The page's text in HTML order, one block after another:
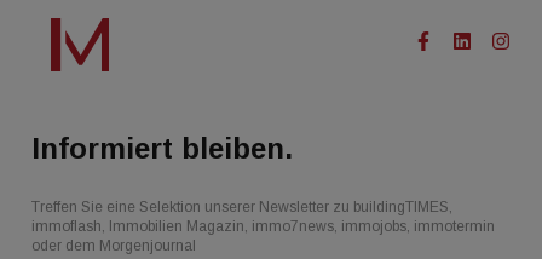
Informiert bleiben.
Treffen Sie eine Selektion unserer Newsletter zu buildingTIMES,
immoflash, Immobilien Magazin, immo7news, immojobs, immotermin
oder dem Morgenjournal